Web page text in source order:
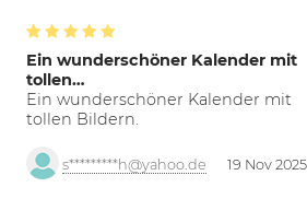
Ein wunderschöner Kalender mit
tollen…
Ein wunderschöner Kalender mit
tollen Bildern.
s*********h@yahoo.de 19 Nov 2025